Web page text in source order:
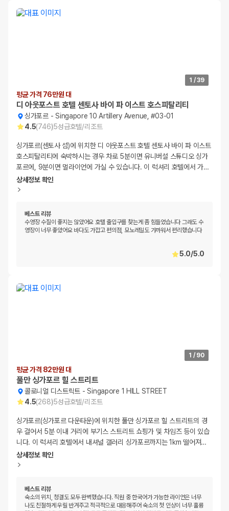
1 /39
평균 가격 76만원 대
디 아웃포스트 호텔 센토사 바이 파 이스트 호스피탈리티
싱가포르 - Singapore 10 Artillery Avenue, #03-01
4.5(746)5성급호텔/리조트
싱가포르(센토사 섬)에 위치한 디 아웃포스트 호텔 센토사 바이 파 이스트
호스피탈리티에 숙박하시는 경우 차로 5분이면 유니버설 스튜디오 싱가
포르에, 9분이면 멀라이언에 가실 수 있습니다. 이 럭셔리 호텔에서 가…
상세정보 확인
베스트 리뷰
수영장 수질이 좋지는 않았어요 호텔 출입구를 찾는게 좀 힘들었습니다 그래도 수
영장이 너무 좋았어요 바다도 가깝고 편의점, 모노레일도 가까워서 편리했습니다
5.0/5.0
1 / 90
평균 가격 82만원 대
풀만 싱가포르 힐 스트리트
콜로니얼 디스트릭트 - Singapore 1 HILL STREET
4.5(268)5성급호텔/리조트
싱가포르(싱가포르 다운타운)에 위치한 풀만 싱가포르 힐 스트리트의 경
우 걸어서 5분 이내 거리에 부기스 스트리트 쇼핑가 및 차임즈 등이 있습
니다. 이 럭셔리 호텔에서 내셔널 갤러리 싱가포르까지는 1km 떨어져…
상세정보 확인
베스트 리뷰
숙소의 위치, 청결도 모두 완벽했습니다. 직원 중 한국어가 가능한 라이언은 너무
나도 친절하게 우릴 반겨주고 적극적으로 대응해주어 숙소의 첫 인상이 너무 훌륭